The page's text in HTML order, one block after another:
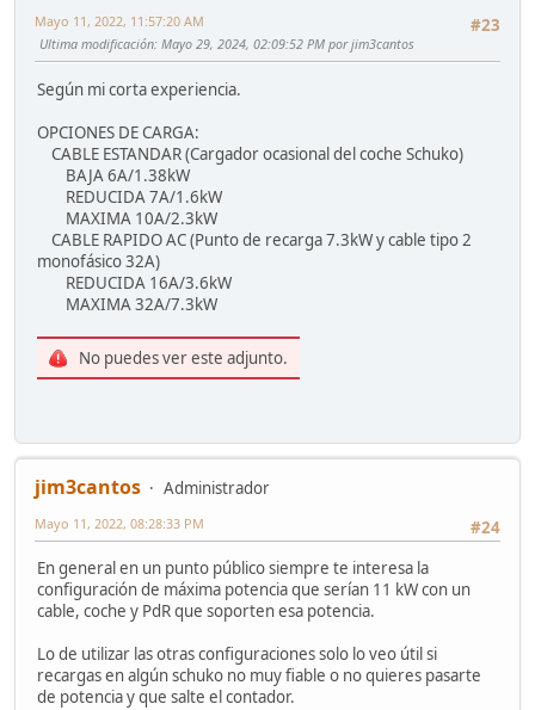
#23
Mayo 11, 2022, 11:57:20 AM
Ultima modificación: Mayo 29, 2024, 02:09:52 PM por jim3cantos
Según mi corta experiencia.
OPCIONES DE CARGA:
CABLE ESTANDAR (Cargador ocasional del coche Schuko)
BAJA 6A/1.38kW
REDUCIDA 7A/1.6kW
MAXIMA 10A/2.3kW
CABLE RAPIDO AC (Punto de recarga 7.3kW y cable tipo 2
monofásico 32A)
REDUCIDA 16A/3.6kW
MAXIMA 32A/7.3kW
No puedes ver este adjunto.
jim3cantos
Administrador
#24
Mayo 11, 2022, 08:28:33 PM
En general en un punto público siempre te interesa la
configuración de máxima potencia que serían 11 kW con un
cable, coche y PdR que soporten esa potencia.
Lo de utilizar las otras configuraciones solo lo veo útil si
recargas en algún schuko no muy fiable o no quieres pasarte
de potencia y que salte el contador.